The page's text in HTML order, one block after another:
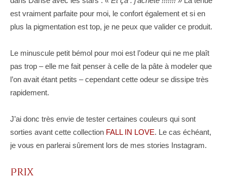
est vraiment parfaite pour moi, le confort également et si en
plus la pigmentation est top, je ne peux que valider ce produit.
Le minuscule petit bémol pour moi est l’odeur qui ne me plaît
pas trop – elle me fait penser à celle de la pâte à modeler que
l’on avait étant petits – cependant cette odeur se dissipe très
rapidement.
J’ai donc très envie de tester certaines couleurs qui sont
sorties avant cette collection FALL IN LOVE. Le cas échéant,
je vous en parlerai sûrement lors de mes stories Instagram.
Prix